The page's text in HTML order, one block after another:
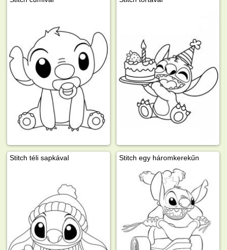
Stitch téli sapkával Stitch egy háromkerekűn